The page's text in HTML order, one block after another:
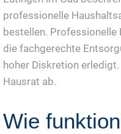
professionelle
bestellen. Professionelle
die fachgerechte
hoher Diskretion
Hausrat ab.
Wie